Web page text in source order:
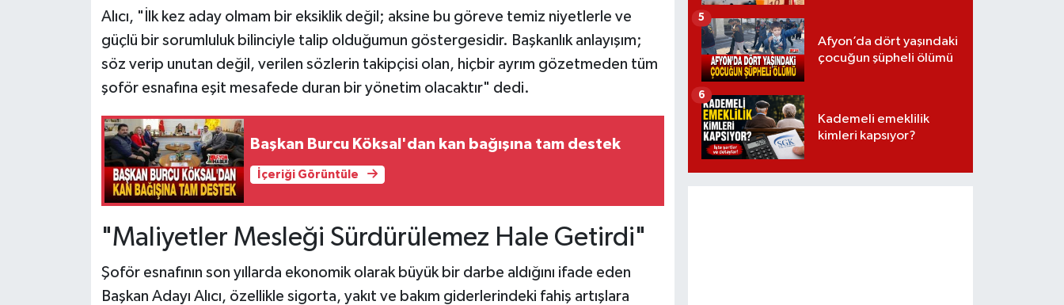
Alıcı, "İlk kez aday olmam bir eksiklik değil; aksine bu göreve temiz niyetlerle ve
güçlü bir sorumluluk bilinciyle talip olduğumun göstergesidir. Başkanlık anlayışım;
söz verip unutan değil, verilen sözlerin takipçisi olan, hiçbir ayrım gözetmeden tüm
şoför esnafına eşit mesafede duran bir yönetim olacaktır" dedi.
Başkan Burcu Köksal'dan kan bağışına tam destek
İçeriği Görüntüle
"Maliyetler Mesleği Sürdürülemez Hale Getirdi"
Şoför esnafının son yıllarda ekonomik olarak büyük bir darbe aldığını ifade eden
Başkan Adayı Alıcı, özellikle sigorta, yakıt ve bakım giderlerindeki fahiş artışlara
Afyon’da dört yaşındaki
çocuğun şüpheli ölümü
5
Kademeli emeklilik
kimleri kapsıyor?
6